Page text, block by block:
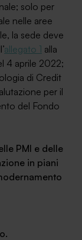
solo per
nelle aree
la sede deve
allegato 1 alla
4 aprile 2022;
di Credit
per il
del Fondo
PMI e delle
in piani